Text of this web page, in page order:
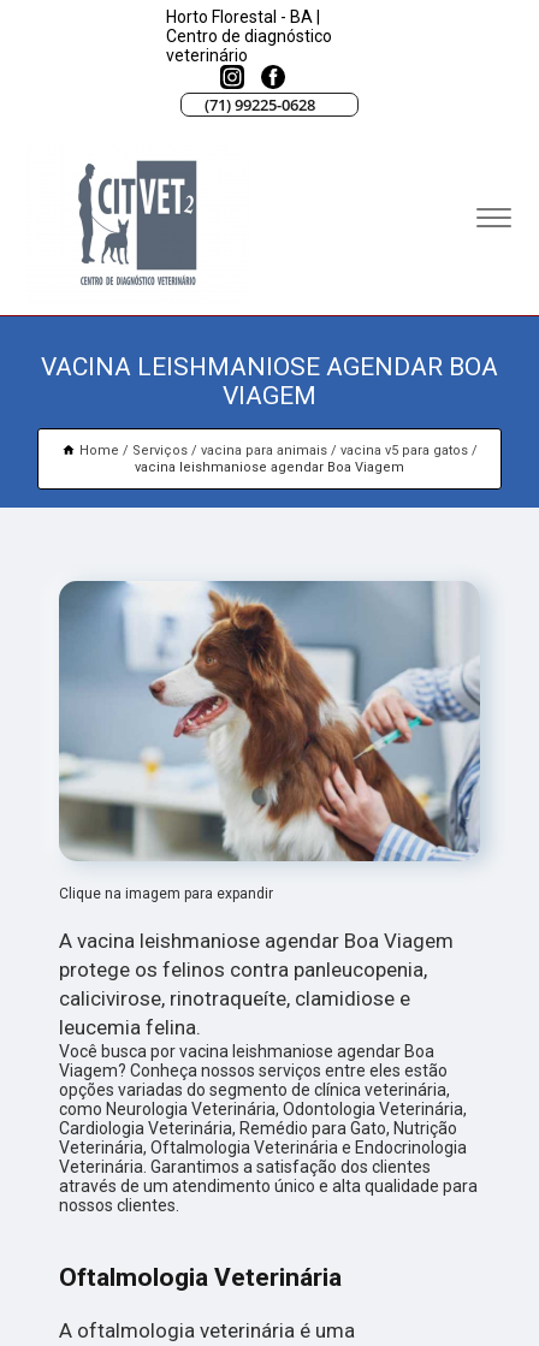
Horto Florestal - BA |
Centro de diagnóstico
veterinário
(71) 99225-0628
VACINA LEISHMANIOSE AGENDAR BOA
VIAGEM
Home Serviços vacina para animais
vacina v5 para gatos
vacina leishmaniose agendar Boa Viagem
Clique na imagem para expandir
A vacina leishmaniose agendar Boa Viagem
protege os felinos contra panleucopenia,
calicivirose, rinotraqueíte, clamidiose e
leucemia felina.
Você busca por vacina leishmaniose agendar Boa
Viagem? Conheça nossos serviços entre eles estão
opções variadas do segmento de clínica veterinária,
como Neurologia Veterinária, Odontologia Veterinária,
Cardiologia Veterinária, Remédio para Gato, Nutrição
Veterinária, Oftalmologia Veterinária e Endocrinologia
Veterinária. Garantimos a satisfação dos clientes
através de um atendimento único e alta qualidade para
nossos clientes.
Oftalmologia Veterinária
A oftalmologia veterinária é uma